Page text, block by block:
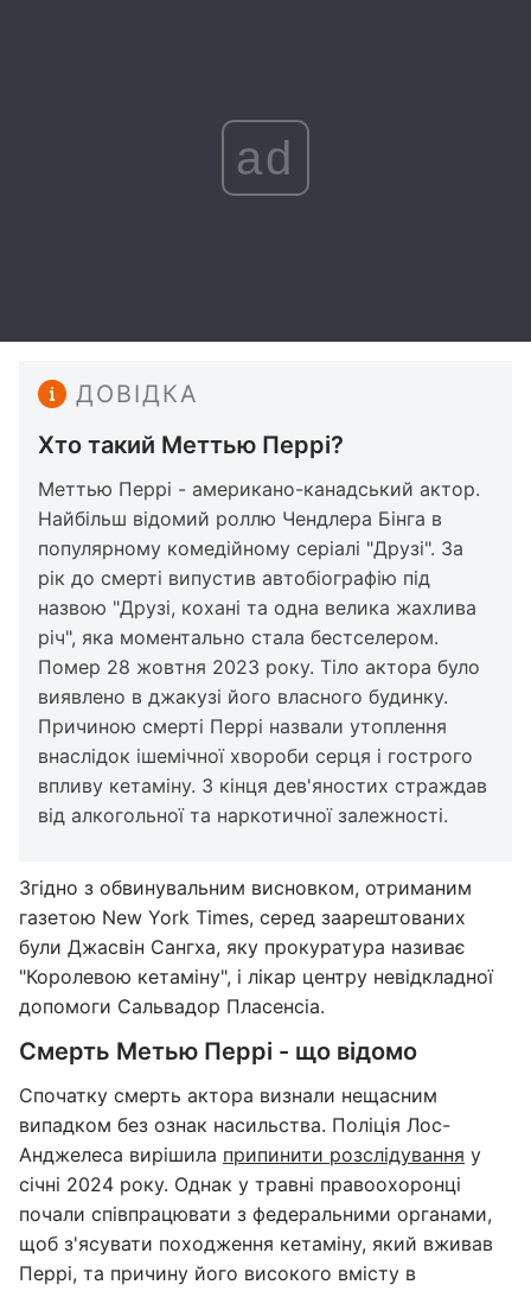
ad
ДОВІДКА
Хто такий Меттью Перрі?
Меттью Перрі - американо-канадський актор.
Найбільш відомий роллю Чендлера Бінга в
популярному комедійному серіалі "Друзі". За
рік до смерті випустив автобіографію під
назвою "Друзі, кохані та одна велика жахлива
річ", яка моментально стала бестселером.
Помер 28 жовтня 2023 року. Тіло актора було
виявлено в джакузі його власного будинку.
Причиною смерті Перрі назвали утоплення
внаслідок ішемічної хвороби серця і гострого
впливу кетаміну. З кінця дев'яностих страждав
від алкогольної та наркотичної залежності.
Згідно з обвинувальним висновком, отриманим
газетою New York Times, серед заарештованих
були Джасвін Сангха, яку прокуратура називає
"Королевою кетаміну", і лікар центру невідкладної
допомоги Сальвадор Пласенсіа.
Смерть Метью Перрі - що відомо
Спочатку смерть актора визнали нещасним
випадком без ознак насильства. Поліція Лос-
Анджелеса вирішила припинити розслідування у
січні 2024 року. Однак у травні правоохоронці
почали співпрацювати з федеральними органами,
щоб з'ясувати походження кетаміну, який вживав
Перрі, та причину його високого вмісту в